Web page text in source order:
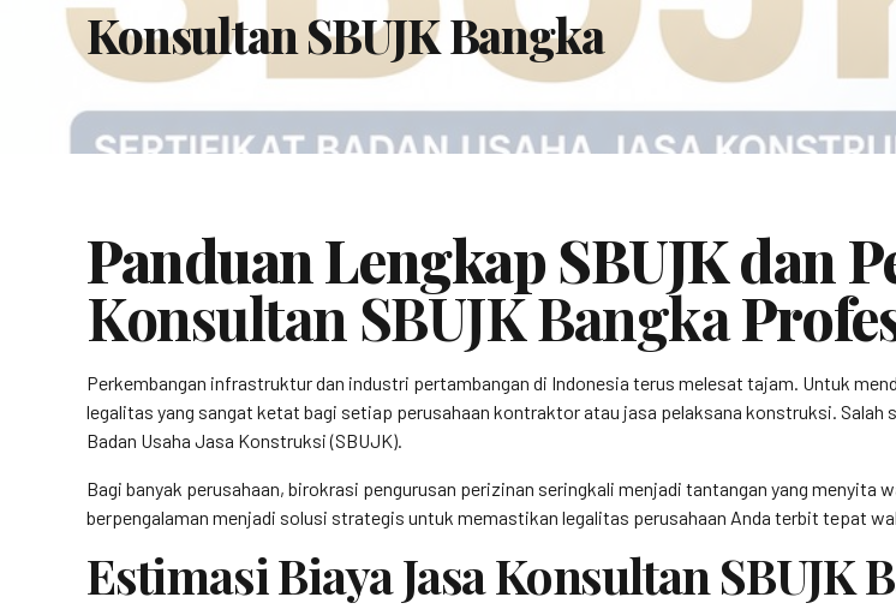
Konsultan SBUJK Bangka
Panduan Lengkap SBUJK dan
Konsultan SBUJK Bangka
Perkembangan infrastruktur dan industri pertambangan di Indonesia terus melesat tajam. Untuk
legalitas yang sangat ketat bagi setiap perusahaan kontraktor atau jasa pelaksana konstruksi.
Badan Usaha Jasa Konstruksi (SBUJK).
Bagi banyak perusahaan, birokrasi pengurusan perizinan seringkali menjadi tantangan yang menyita
berpengalaman menjadi solusi strategis untuk memastikan legalitas perusahaan Anda terbit tepat
Estimasi Biaya Jasa Konsultan SBUJK